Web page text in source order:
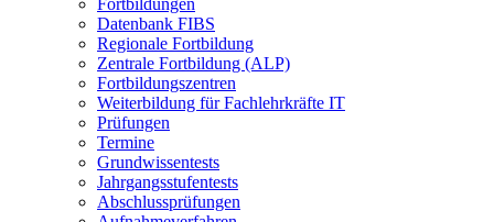
Fortbildungen
Datenbank FIBS
Regionale Fortbildung
Zentrale Fortbildung (ALP)
Fortbildungszentren
Weiterbildung für Fachlehrkräfte IT
Prüfungen
Termine
Grundwissentests
Jahrgangsstufentests
Abschlussprüfungen